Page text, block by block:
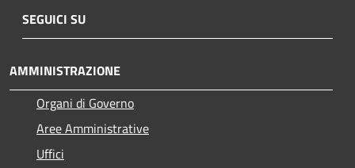
SEGUICI SU
AMMINISTRAZIONE
Organi di Governo
Aree Amministrative
Uffici